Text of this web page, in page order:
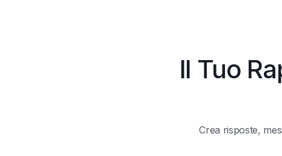
Il Tuo
Crea risposte,